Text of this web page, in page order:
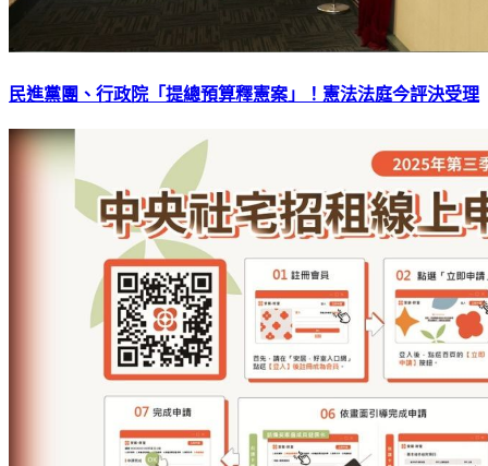
民進黨團、行政院「提總預算釋憲案」！憲法法庭今評決受理